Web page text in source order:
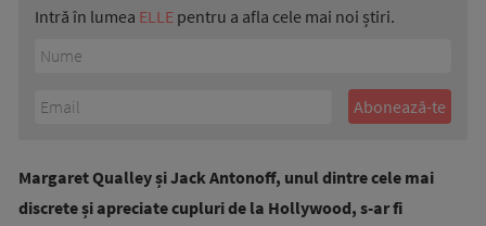
Intră în lumea ELLE pentru a afla cele mai noi știri.
Margaret Qualley și Jack Antonoff, unul dintre cele mai
discrete și apreciate cupluri de la Hollywood, s-ar fi